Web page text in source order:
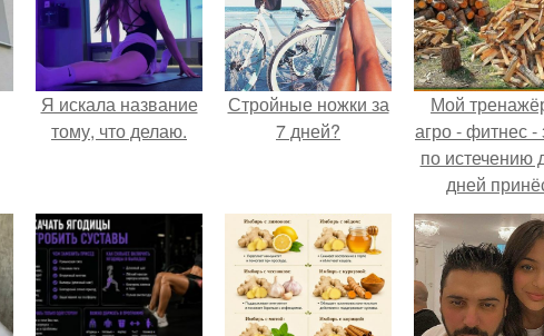
Я искала название
тому, что делаю.
Стройные ножки за
7 дней?
Мой
агро - фитнес -
по истечению
дней
ощутимый
результат.